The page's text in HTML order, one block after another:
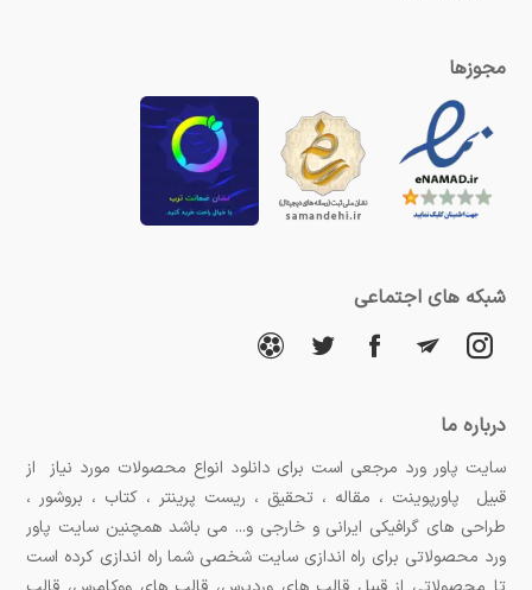
مجوزها
شبکه های اجتماعی
درباره ما
سایت پاور ورد مرجعی است برای دانلود انواع محصولات مورد نیاز از
قبیل پاورپوینت ، مقاله ، تحقیق ، ریست پرینتر ، کتاب ، بروشور ،
طراحی های گرافیکی ایرانی و خارجی و... می باشد همچنین سایت پاور
ورد محصولاتی برای راه اندازی سایت شخصی شما راه اندازی کرده است